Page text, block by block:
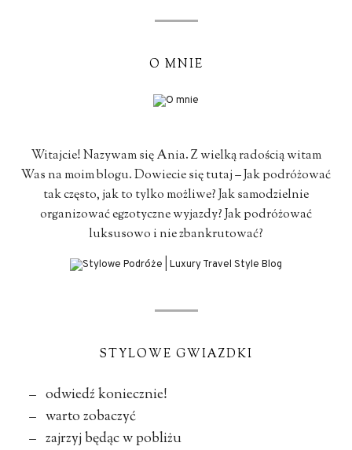
O MNIE
Witajcie! Nazywam się Ania. Z wielką radością witam
Was na moim blogu. Dowiecie się tutaj – Jak podróżować
tak często, jak to tylko możliwe? Jak samodzielnie
organizować egzotyczne wyjazdy? Jak podróżować
luksusowo i nie zbankrutować?
STYLOWE GWIAZDKI
– odwiedź koniecznie!
– warto zobaczyć
– zajrzyj będąc w pobliżu